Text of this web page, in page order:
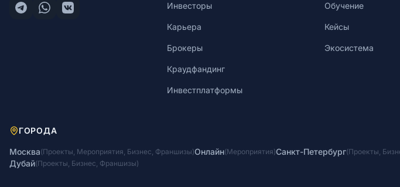
Инвесторы
Карьера
Брокеры
Краудфандинг
Инвестплатформы
Обучение
Кейсы
Экосистема
ГОРОДА
Москва(Проекты, Мероприятия, Бизнес, Франшизы)Онлайн(Мероприятия)Санкт-Петербург(Проекты,
Дубай(Проекты, Бизнес, Франшизы)